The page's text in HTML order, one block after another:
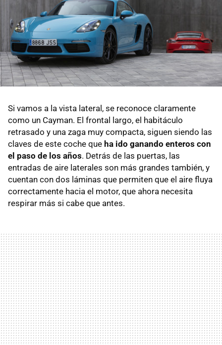
Si vamos a la vista lateral, se reconoce claramente
como un Cayman. El frontal largo, el habitáculo
retrasado y una zaga muy compacta, siguen siendo las
claves de este coche que ha ido ganando enteros con
el paso de los años. Detrás de las puertas, las
entradas de aire laterales son más grandes también, y
cuentan con dos láminas que permiten que el aire fluya
correctamente hacia el motor, que ahora necesita
respirar más si cabe que antes.